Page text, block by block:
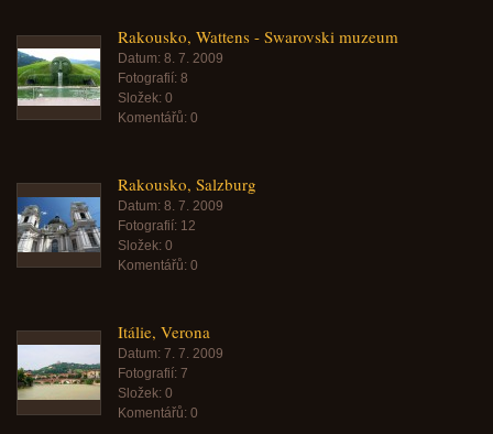
Rakousko, Wattens - Swarovski muzeum
Datum: 8. 7. 2009
Fotografií: 8
Složek: 0
Komentářů: 0
Rakousko, Salzburg
Datum: 8. 7. 2009
Fotografií: 12
Složek: 0
Komentářů: 0
Itálie, Verona
Datum: 7. 7. 2009
Fotografií: 7
Složek: 0
Komentářů: 0